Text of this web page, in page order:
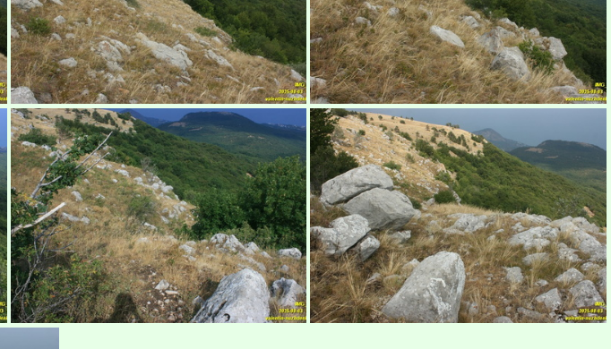
Бабуган-яйла, Крым Бабуган-яйла, Крым